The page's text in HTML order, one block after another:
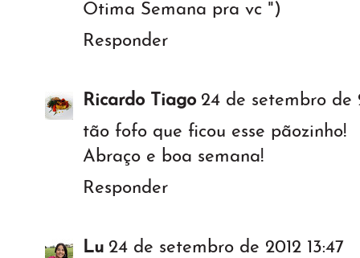
Ótima Semana pra vc ")
Responder
Ricardo Tiago 24 de setembro de
tão fofo que ficou esse pãozinho!
Abraço e boa semana!
Responder
Lu 24 de setembro de 2012 13:47